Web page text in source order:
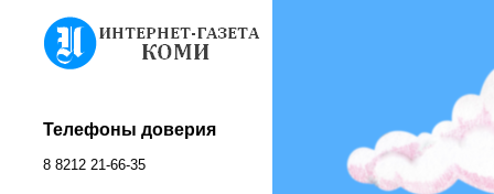
Телефоны доверия
8 8212 21-66-35